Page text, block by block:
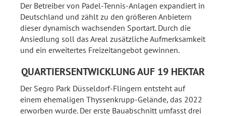
Der Betreiber von Padel-Tennis-Anlagen expandiert in
Deutschland und zählt zu den größeren Anbietern
dieser dynamisch wachsenden Sportart. Durch die
Ansiedlung soll das Areal zusätzliche Aufmerksamkeit
und ein erweitertes Freizeitangebot gewinnen.
QUARTIERSENTWICKLUNG AUF 19 HEKTAR
Der Segro Park Düsseldorf-Flingern entsteht auf
einem ehemaligen Thyssenkrupp-Gelände, das 2022
erworben wurde. Der erste Bauabschnitt umfasst drei